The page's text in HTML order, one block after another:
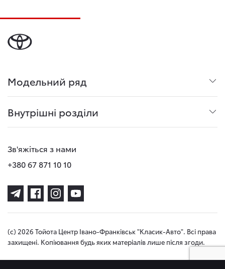
Модельний ряд
Внутрішні розділи
Зв'яжіться з нами
+380 67 871 10 10
(с) 2026 Тойота Центр Івано-Франківськ "Класик-Авто". Всі права
захищені. Копіювання будь яких матеріалів лише після згоди.
Політика приватності Правила проведення тест-драйвів